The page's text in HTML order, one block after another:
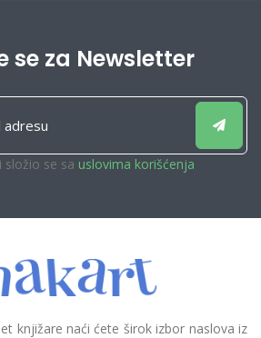
se za Newsletter
složio se sa uslovima korišćenja
knjižare naći ćete širok izbor naslova iz